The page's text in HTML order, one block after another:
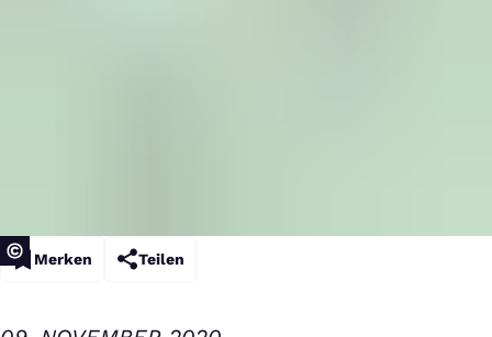
Merken Teilen